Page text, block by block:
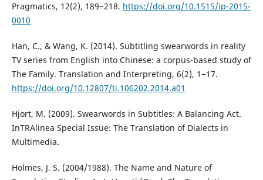
Pragmatics, 12(2), 189−218. https://doi.org/10.1515/ip-2015-
0010
Han, C., & Wang, K. (2014). Subtitling swearwords in reality
TV series from English into Chinese: a corpus-based study of
The Family. Translation and Interpreting, 6(2), 1−17.
https://doi.org/10.12807/ti.106202.2014.a01
Hjort, M. (2009). Swearwords in Subtitles: A Balancing Act.
InTRAlinea Special Issue: The Translation of Dialects in
Multimedia.
Holmes, J. S. (2004/1988). The Name and Nature of